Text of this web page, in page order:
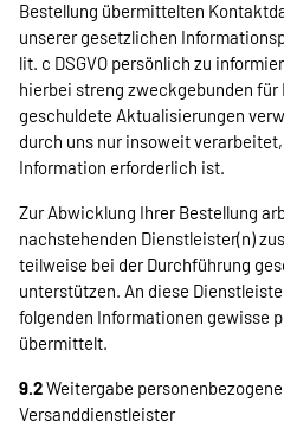
Bestellung übermittelten
unserer gesetzlichen
lit. c DSGVO persönlich zu
hierbei streng zweckgebunden für
geschuldete Aktualisierungen
durch uns nur insoweit
Information erforderlich ist.
Zur Abwicklung Ihrer Bestellung
nachstehenden Dienstleister(n)
teilweise bei der Durchführung
unterstützen. An diese
folgenden Informationen gewisse
übermittelt.
9.2Weitergabe
Versanddienstleister